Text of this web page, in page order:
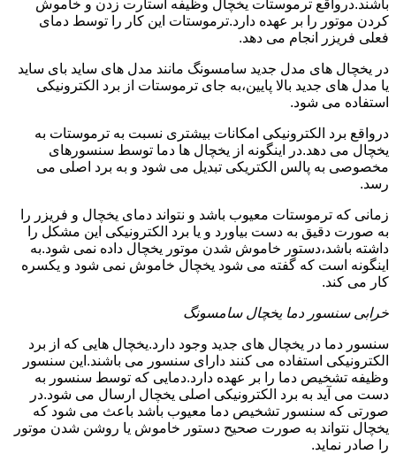
باشند.درواقع ترموستات یخچال وظیفه استارت زدن و خاموش
کردن موتور را بر عهده دارد.ترموستات این کار را توسط دمای
فعلی فریزر انجام می دهد.
در یخچال های مدل جدید سامسونگ مانند مدل های ساید بای ساید
یا مدل های جدید بالا پایین،به جای ترموستات از برد الکترونیکی
استفاده می شود.
درواقع برد الکترونیکی امکانات بیشتری نسبت به ترموستات به
یخچال می دهد.در اینگونه از یخچال ها دما توسط سنسورهای
مخصوصی به پالس الکتریکی تبدیل می شود و به برد اصلی می
رسد.
زمانی که ترموستات معیوب باشد و نتواند دمای یخچال و فریزر را
به صورت دقیق به دست بیاورد و یا برد الکترونیکی این مشکل را
داشته باشد،دستور خاموش شدن موتور یخچال داده نمی شود.به
اینگونه است که گفته می شود یخچال خاموش نمی شود و یکسره
کار می کند.
خرابی سنسور دما یخچال سامسونگ
سنسور دما در یخچال های جدید وجود دارد.یخچال هایی که از برد
الکترونیکی استفاده می کنند دارای سنسور می باشند.این سنسور
وظیفه تشخیص دما را بر عهده دارد.دمایی که توسط سنسور به
دست می آید به برد الکترونیکی اصلی یخچال ارسال می شود.در
صورتی که سنسور تشخیص دما معیوب باشد باعث می شود که
یخچال نتواند به صورت صحیح دستور خاموش یا روشن شدن موتور
را صادر نماید.